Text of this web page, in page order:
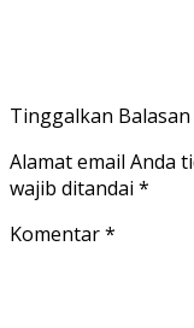
Tinggalkan Balasan
Alamat email Anda
wajib ditandai *
Komentar*